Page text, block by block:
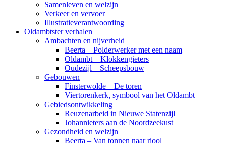
Samenleven en welzijn
Verkeer en vervoer
Illustratieverantwoording
Oldambtster verhalen
Ambachten en nijverheid
Beerta – Polderwerker met een naam
Oldambt – Klokkengieters
Oudezijl – Scheepsbouw
Gebouwen
Finsterwolde – De toren
Viertorenkerk, symbool van het Oldambt
Gebiedsontwikkeling
Reuzenarbeid in Nieuwe Statenzijl
Johannieters aan de Noordzeekust
Gezondheid en welzijn
Beerta – Van tonnen naar riool